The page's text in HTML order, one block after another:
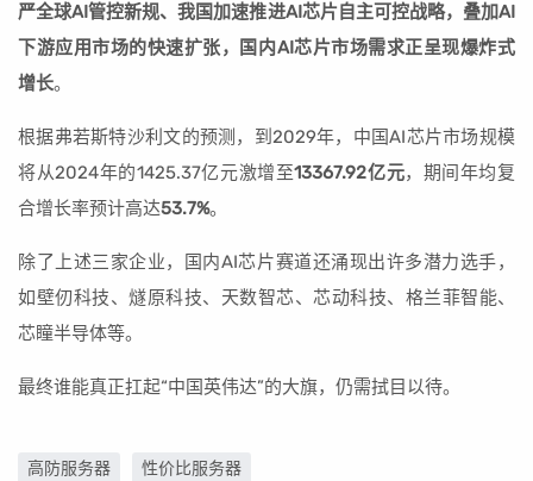
严全球AI管控新规、我国加速推进AI芯片自主可控战略，叠加AI
下游应用市场的快速扩张，国内AI芯片市场需求正呈现爆炸式
增长。
根据弗若斯特沙利文的预测，到2029年，中国AI芯片市场规模
将从2024年的1425.37亿元激增至13367.92亿元，期间年均复
合增长率预计高达53.7%。
除了上述三家企业，国内AI芯片赛道还涌现出许多潜力选手，
如壁仞科技、燧原科技、天数智芯、芯动科技、格兰菲智能、
芯瞳半导体等。
最终谁能真正扛起“中国英伟达”的大旗，仍需拭目以待。
高防服务器 性价比服务器